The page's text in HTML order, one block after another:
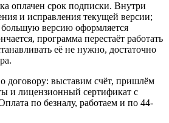
оплачен срок подписки. Внутри
и исправления текущей версии;
версию оформляется
программа перестаёт работать
её не нужно, достаточно
договору: выставим счёт, пришлём
и лицензионный сертификат с
по безналу, работаем и по 44-